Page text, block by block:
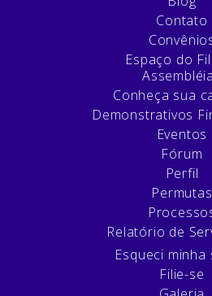
Contato
Espaço do
Conheça sua
Demonstrativos
Eventos
Fórum
Perfil
Permutas
Relatório de
Esqueci minha
Filie-se